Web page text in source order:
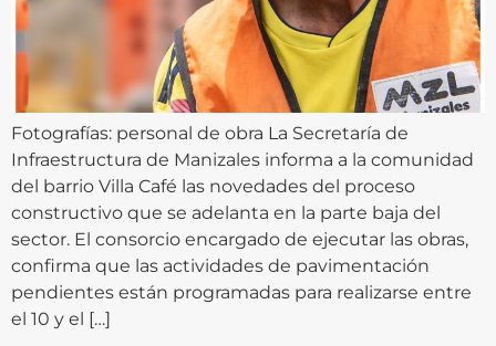
Fotografías: personal de obra La Secretaría de
Infraestructura de Manizales informa a la comunidad
del barrio Villa Café las novedades del proceso
constructivo que se adelanta en la parte baja del
sector. El consorcio encargado de ejecutar las obras,
confirma que las actividades de pavimentación
pendientes están programadas para realizarse entre
el 10 y el […]